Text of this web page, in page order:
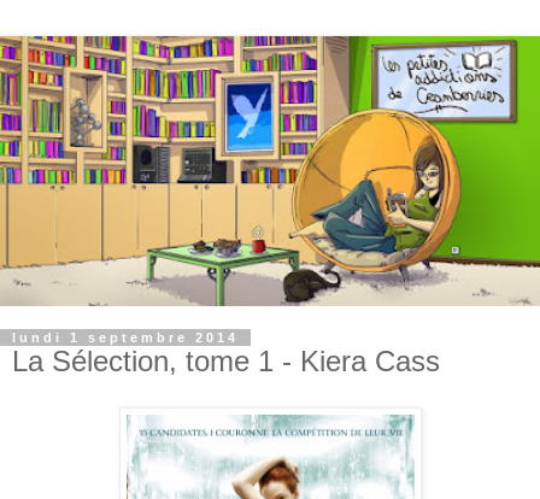
lundi 1 septembre 2014
La Sélection, tome 1 - Kiera Cass